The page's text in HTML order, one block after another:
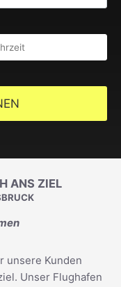
ANS ZIEL
unsere Kunden
Unser Flughafen